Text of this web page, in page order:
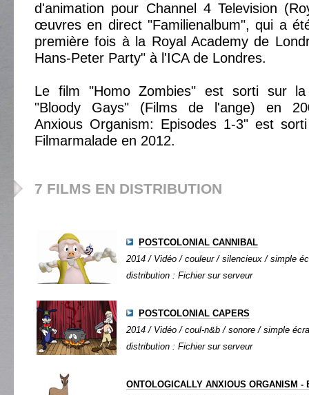
d'animation pour Channel 4 Television
œuvres en direct "Familienalbum", qui a
première fois à la Royal Academy de
Hans-Peter Party" à l'ICA de Londres.
Le film "Homo Zombies" est sorti sur la
"Bloody Gays" (Films de l'ange) en
Anxious Organism: Episodes 1-3" est
Filmarmalade en 2012.
7 FILMS EN DISTRIBUTION
POSTCOLONIAL CANNIBAL
2014 / Vidéo / couleur / silencieux / simple
distribution : Fichier sur serveur
POSTCOLONIAL CAPERS
2014 / Vidéo / coul-n&b / sonore / simple
distribution : Fichier sur serveur
ONTOLOGICALLY ANXIOUS ORGANISM -